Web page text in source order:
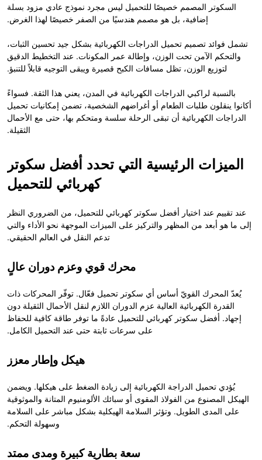
السكوتر المصمم خصيصًا للتحميل ليس مجرد نموذج عادي مزود بسلة
إضافية، بل هو مصمم هندسيًا من الصفر خصيصًا لهذا الغرض.
تشمل فوائد تصميم تحميل الدراجات الكهربائية بشكل جيد تحسين الثبات،
والتحكم الآمن تحت الوزن، وإطالة عمر المكونات. عند التخطيط الدقيق
لتوزيع الوزن، تظل مسافات الكبح قصيرة ويبقى التوجيه قابلاً للتنبؤ.
بالنسبة لراكبي الدراجات الكهربائية في المدن، يعني هذا الثقة. فسواءً
أكانوا ينقلون طلبات الطعام أو أغراضهم الشخصية، تضمن إمكانيات تحميل
الدراجات الكهربائية أن تبقى الرحلة سلسة ومتحكم بها، حتى مع الأحمال
الثقيلة.
الميزات الرئيسية التي تحدد أفضل سكوتر
كهربائي للتحميل
عند تقييم عند اختيار أفضل سكوتر كهربائي للتحميل، من الضروري النظر
إلى ما هو أبعد من المظهر والتركيز على الميزات الموجهة نحو الأداء والتي
تدعم النقل في العالم الحقيقي.
محرك قوي وعزم دوران عالٍ
يُعدّ المحرك القويّ أساس أي سكوتر تحميل فعّال. توفّر المحركات ذات
القدرة الكهربائية العالية عزم الدوران اللازم لنقل الأحمال الثقيلة دون
إجهاد. أفضل سكوتر كهربائي للتحميل عادةً ما توفر طاقة كافية للحفاظ
على سرعات ثابتة حتى عند التحميل الكامل.
هيكل وإطار معزز
يُؤدي تحميل الدراجة الكهربائية إلى زيادة الضغط على هيكلها. ويضمن
الهيكل المصنوع من الفولاذ المقوى أو سبائك الألومنيوم المتانة والموثوقية
على المدى الطويل. وتؤثر السلامة الهيكلية بشكل مباشر على السلامة
وسهولة التحكم.
سعة بطارية كبيرة ومدى ممتد